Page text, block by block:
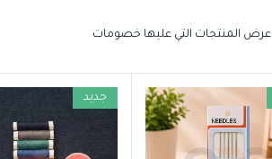
عرض المنتجات التي عليها خصومات
جديد